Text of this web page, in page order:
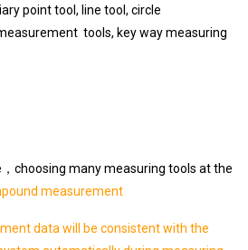
point tool, line tool, circle
tools, key way measuring
choosing many measuring tools at the
measurement
data will be consistent with the